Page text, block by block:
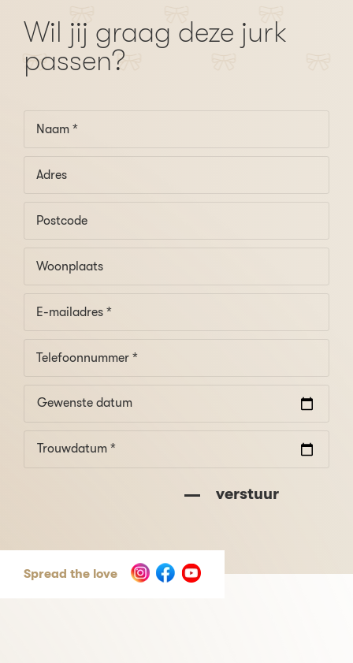
Wil jij graag deze jurk
passen?
Gewenste datum
Trouwdatum *
verstuur
Spread the love